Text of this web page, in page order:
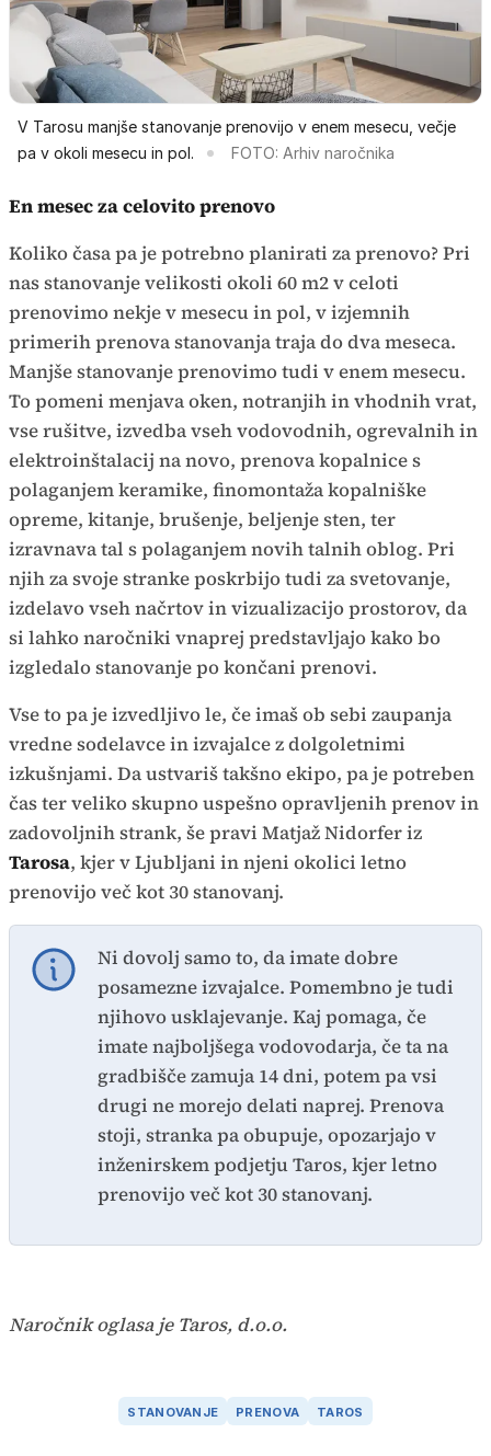
V Tarosu manjše stanovanje prenovijo v enem mesecu, večje
pa v okoli mesecu in pol.
FOTO: Arhiv naročnika
En mesec za celovito prenovo
Koliko časa pa je potrebno planirati za prenovo? Pri
nas stanovanje velikosti okoli 60 m2 v celoti
prenovimo nekje v mesecu in pol, v izjemnih
primerih prenova stanovanja traja do dva meseca.
Manjše stanovanje prenovimo tudi v enem mesecu.
To pomeni menjava oken, notranjih in vhodnih vrat,
vse rušitve, izvedba vseh vodovodnih, ogrevalnih in
elektroinštalacij na novo, prenova kopalnice s
polaganjem keramike, finomontaža kopalniške
opreme, kitanje, brušenje, beljenje sten, ter
izravnava tal s polaganjem novih talnih oblog. Pri
njih za svoje stranke poskrbijo tudi za svetovanje,
izdelavo vseh načrtov in vizualizacijo prostorov, da
si lahko naročniki vnaprej predstavljajo kako bo
izgledalo stanovanje po končani prenovi.
Vse to pa je izvedljivo le, če imaš ob sebi zaupanja
vredne sodelavce in izvajalce z dolgoletnimi
izkušnjami. Da ustvariš takšno ekipo, pa je potreben
čas ter veliko skupno uspešno opravljenih prenov in
zadovoljnih strank, še pravi Matjaž Nidorfer iz
Tarosa, kjer v Ljubljani in njeni okolici letno
prenovijo več kot 30 stanovanj.
Ni dovolj samo to, da imate dobre
posamezne izvajalce. Pomembno je tudi
njihovo usklajevanje. Kaj pomaga, če
imate najboljšega vodovodarja, če ta na
gradbišče zamuja 14 dni, potem pa vsi
drugi ne morejo delati naprej. Prenova
stoji, stranka pa obupuje, opozarjajo v
inženirskem podjetju Taros, kjer letno
prenovijo več kot 30 stanovanj.
Naročnik oglasa je Taros, d.o.o.
STANOVANJE PRENOVA TAROS